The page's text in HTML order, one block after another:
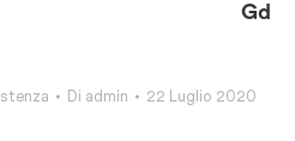
Gd
Di admin 22 Luglio 2020